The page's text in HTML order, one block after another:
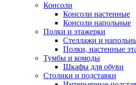
Консоли
Консоли настенные
Консоли напольные
Полки и этажерки
Стеллажи и
Полки, настенные
Тумбы и комоды
Шкафы для обуви
Столики и подставки